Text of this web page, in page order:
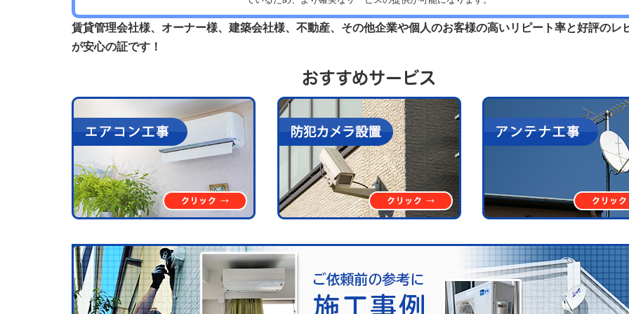
賃貸管理会社様、オーナー様、建築会社様、不動産、その他企業や個人のお客様の高いリピート率と好評のレ
が安心の証です！
おすすめサービス